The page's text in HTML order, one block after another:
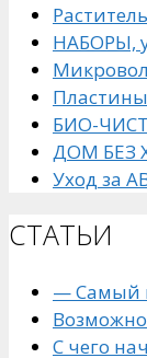
НАБОРЫ,
БИО-
ДОМ БЕЗ
Уход за
СТАТЬИ
— Самый
С чего